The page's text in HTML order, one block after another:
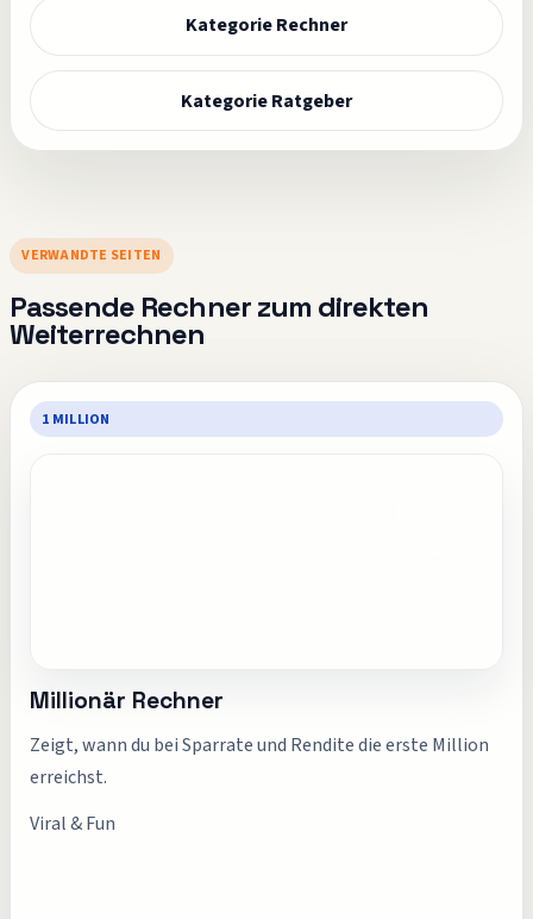
Kategorie Rechner
Kategorie Ratgeber
VERWANDTE SEITEN
Passende Rechner zum direkten
Weiterrechnen
1 MILLION
Millionär Rechner
Zeigt, wann du bei Sparrate und Rendite die erste Million
erreichst.
Viral & Fun